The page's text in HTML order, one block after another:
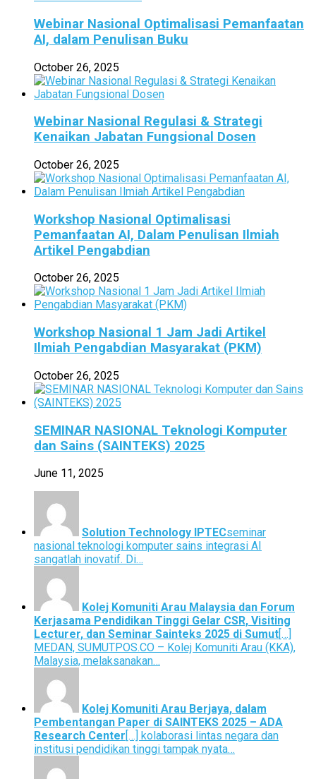
Webinar Nasional Optimalisasi Pemanfaatan
AI, dalam Penulisan Buku
October 26, 2025
Webinar Nasional Regulasi & Strategi
Kenaikan Jabatan Fungsional Dosen
October 26, 2025
Workshop Nasional Optimalisasi
Pemanfaatan AI, Dalam Penulisan Ilmiah
Artikel Pengabdian
October 26, 2025
Workshop Nasional 1 Jam Jadi Artikel
Ilmiah Pengabdian Masyarakat (PKM)
October 26, 2025
SEMINAR NASIONAL Teknologi Komputer
dan Sains (SAINTEKS) 2025
June 11, 2025
Solution Technology IPTECseminar
nasional teknologi komputer sains integrasi AI
sangatlah inovatif. Di…
Kolej Komuniti Arau Malaysia dan Forum
Kerjasama Pendidikan Tinggi Gelar CSR, Visiting
Lecturer, dan Seminar Sainteks 2025 di Sumut […]
MEDAN, SUMUTPOS.CO – Kolej Komuniti Arau (KKA),
Malaysia, melaksanakan…
Kolej Komuniti Arau Berjaya, dalam
Pembentangan Paper di SAINTEKS 2025 – ADA
Research Center […] kolaborasi lintas negara dan
institusi pendidikan tinggi tampak nyata…